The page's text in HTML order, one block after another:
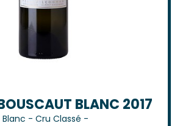
BLANC 2017
- Cru Classé -